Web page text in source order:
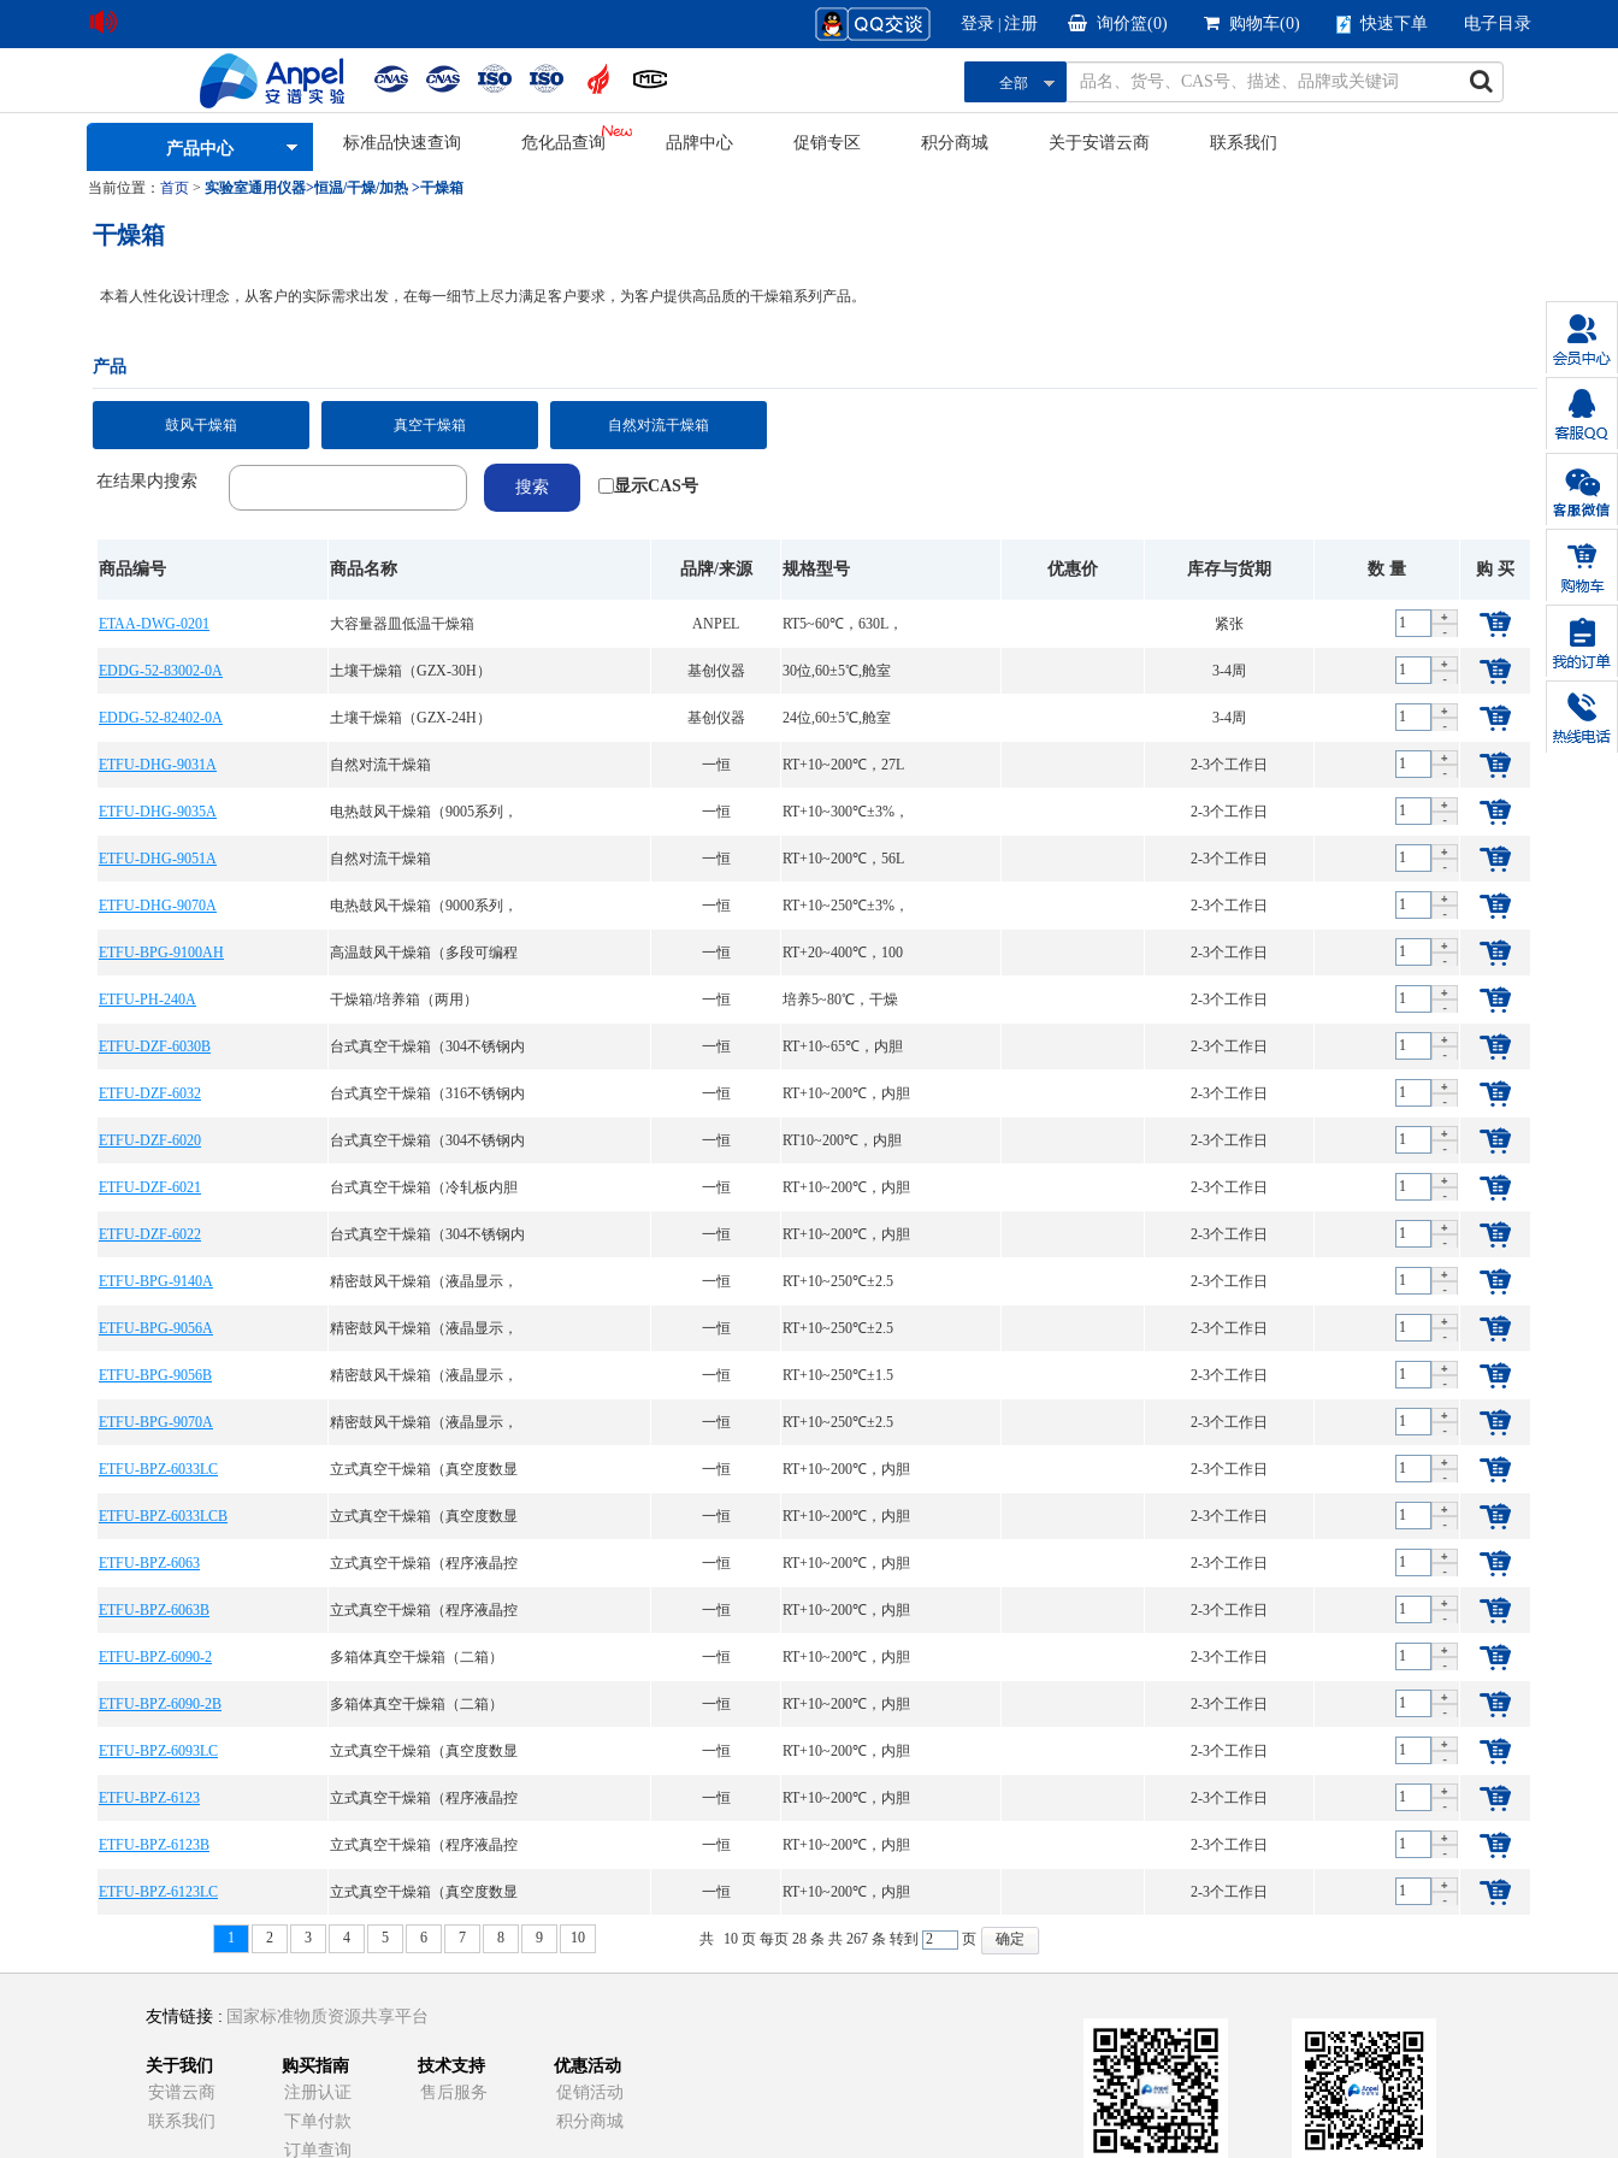
登录 注册 询价篮(0) 购物车(0) 快速下单 电子目录
全部
产品中心 标准品快速查询 危化品查询 品牌中心 促销专区 积分商城 关于安谱云商 联系我们
当前位置： 首页 > 实验室通用仪器>恒温/干燥/加热 >干燥箱
干燥箱
本着人性化设计理念，从客户的实际需求出发，在每一细节上尽力满足客户要求，为客户提供高品质的干燥箱系列产品。
产品
鼓风干燥箱 真空干燥箱 自然对流干燥箱
在结果内搜索 显示CAS号
商品编号 商品名称 品牌/来源 规格型号 优惠价 库存与货期 数 量 购 买
ETAA-DWG-0201 大容量器皿低温干燥箱 ANPEL RT5~60℃，630L， 紧张
EDDG-52-83002-0A 土壤干燥箱（GZX-30H） 基创仪器 30位,60±5℃,舱室 3-4周
EDDG-52-82402-0A 土壤干燥箱（GZX-24H） 基创仪器 24位,60±5℃,舱室 3-4周
ETFU-DHG-9031A 自然对流干燥箱 一恒 RT+10~200℃，27L 2-3个工作日
ETFU-DHG-9035A 电热鼓风干燥箱（9005系列， 一恒 RT+10~300℃±3%， 2-3个工作日
ETFU-DHG-9051A 自然对流干燥箱 一恒 RT+10~200℃，56L 2-3个工作日
ETFU-DHG-9070A 电热鼓风干燥箱（9000系列， 一恒 RT+10~250℃±3%， 2-3个工作日
ETFU-BPG-9100AH 高温鼓风干燥箱（多段可编程 一恒 RT+20~400℃，100 2-3个工作日
ETFU-PH-240A 干燥箱/培养箱（两用） 一恒 培养5~80℃，干燥 2-3个工作日
ETFU-DZF-6030B 台式真空干燥箱（304不锈钢内 一恒 RT+10~65℃，内胆 2-3个工作日
ETFU-DZF-6032 台式真空干燥箱（316不锈钢内 一恒 RT+10~200℃，内胆 2-3个工作日
ETFU-DZF-6020 台式真空干燥箱（304不锈钢内 一恒 RT10~200℃，内胆 2-3个工作日
ETFU-DZF-6021 台式真空干燥箱（冷轧板内胆 一恒 RT+10~200℃，内胆 2-3个工作日
ETFU-DZF-6022 台式真空干燥箱（304不锈钢内 一恒 RT+10~200℃，内胆 2-3个工作日
ETFU-BPG-9140A 精密鼓风干燥箱（液晶显示， 一恒 RT+10~250℃±2.5 2-3个工作日
ETFU-BPG-9056A 精密鼓风干燥箱（液晶显示， 一恒 RT+10~250℃±2.5 2-3个工作日
ETFU-BPG-9056B 精密鼓风干燥箱（液晶显示， 一恒 RT+10~250℃±1.5 2-3个工作日
ETFU-BPG-9070A 精密鼓风干燥箱（液晶显示， 一恒 RT+10~250℃±2.5 2-3个工作日
ETFU-BPZ-6033LC 立式真空干燥箱（真空度数显 一恒 RT+10~200℃，内胆 2-3个工作日
ETFU-BPZ-6033LCB 立式真空干燥箱（真空度数显 一恒 RT+10~200℃，内胆 2-3个工作日
ETFU-BPZ-6063 立式真空干燥箱（程序液晶控 一恒 RT+10~200℃，内胆 2-3个工作日
ETFU-BPZ-6063B 立式真空干燥箱（程序液晶控 一恒 RT+10~200℃，内胆 2-3个工作日
ETFU-BPZ-6090-2 多箱体真空干燥箱（二箱） 一恒 RT+10~200℃，内胆 2-3个工作日
ETFU-BPZ-6090-2B 多箱体真空干燥箱（二箱） 一恒 RT+10~200℃，内胆 2-3个工作日
ETFU-BPZ-6093LC 立式真空干燥箱（真空度数显 一恒 RT+10~200℃，内胆 2-3个工作日
ETFU-BPZ-6123 立式真空干燥箱（程序液晶控 一恒 RT+10~200℃，内胆 2-3个工作日
ETFU-BPZ-6123B 立式真空干燥箱（程序液晶控 一恒 RT+10~200℃，内胆 2-3个工作日
ETFU-BPZ-6123LC 立式真空干燥箱（真空度数显 一恒 RT+10~200℃，内胆 2-3个工作日
1 2 3 4 5 6 7 8 9 10 共 10 页 每页 28 条 共 267 条 转到 页
友情链接 : 国家标准物质资源共享平台
关于我们
安谱云商
联系我们
购买指南
注册认证
下单付款
订单查询
技术支持
售后服务
优惠活动
促销活动
积分商城